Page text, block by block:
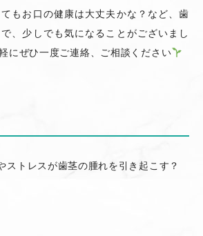
もお口の健康は大丈夫かな？など、歯
、少しでも気になることがございまし
にぜひ一度ご連絡、ご相談ください
ストレスが歯茎の腫れを引き起こす？